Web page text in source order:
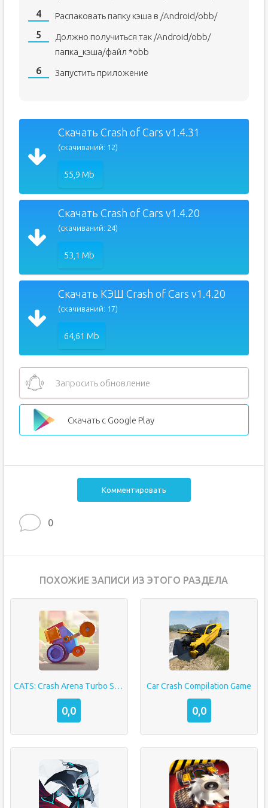
Распаковать папку кэша в /Android/obb/
Должно получиться так /Android/obb/
папка_кэша/файл *obb
Запустить приложение
Скачать Crash of Cars v1.4.31
(скачиваний: 12)
55,9 Mb
Скачать Crash of Cars v1.4.20
(скачиваний: 24)
53,1 Mb
Скачать КЭШ Crash of Cars v1.4.20
(скачиваний: 17)
64,61 Mb
Запросить обновление
Скачать с Google Play
Комментировать
0
ПОХОЖИЕ ЗАПИСИ ИЗ ЭТОГО РАЗДЕЛА
CATS: Crash Arena Turbo Stars
0,0
Car Crash Compilation Game
0,0